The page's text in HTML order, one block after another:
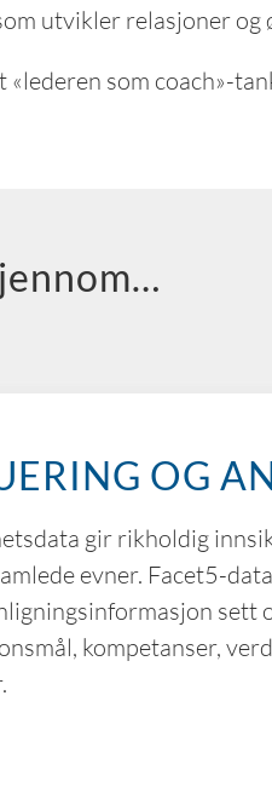
utvikler relasjoner og
«lederen som coach»-
OG
gir rikholdig
evner. Facet5-
sett
kompetanser,